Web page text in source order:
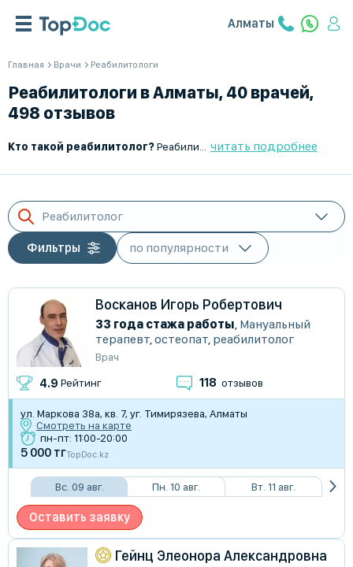
Алматы
Главная Врачи Реабилитологи
Реабилитологи в Алматы, 40 врачей,
498 отзывов
Кто такой реабилитолог?Реабилитолог – это врач, который занимается восстановлением функций организма после заболеваний, травм и операций. Он разрабатывает индивидуальные программы реабилитации, направленные на улучшение физического состояния, адаптацию к повседневной жизни и предотвращение осложнений. читать подробнее
Реабилитолог
Фильтры
Восканов Игорь Робертович
33 года стажа работы, Мануальный
терапевт,остеопат, реабилитолог
Врач
4.9 Рейтинг 118 отзывов
ул. Маркова 38а, кв. 7, уг. Тимирязева, Алматы
Смотреть на карте
пн-пт: 11:00-20:00
5 000 тгTopDoc.kz
Вс. 09 авг. Пн. 10 авг. Вт. 11 авг.
Оставить заявку
Гейнц Элеонора Александровна